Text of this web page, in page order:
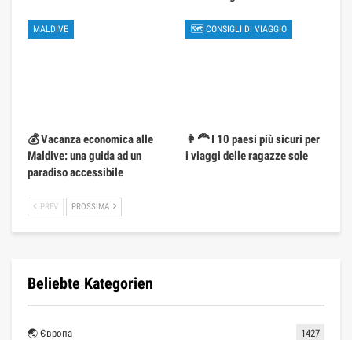
MALDIVE
💰 Vacanza economica alle
Maldive: una guida ad un
paradiso accessibile
🗺 CONSIGLI DI VIAGGIO
👩‍🦰 I 10 paesi più sicuri per
i viaggi delle ragazze sole
PREV PROSSIMA
Beliebte Kategorien
🌏 Європа 1427